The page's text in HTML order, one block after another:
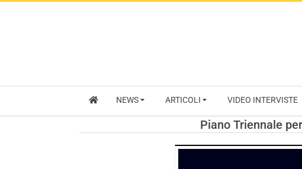
NEWS ARTICOLI VIDEO INTERVISTE
Piano Triennale